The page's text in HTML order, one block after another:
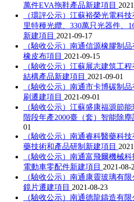
萬件EVA拖鞋產品新建項目
（環評公示）江蘇裕榮光電科
里特種光纜、330萬只光器件、
新建項目 2021-09-17
（驗收公示）南通信源橡膠制
橡皮布項目 2021-09-15
（驗收公示）江蘇展志建筑工
結構產品新建項目 2021-09-01
（驗收公示）南通市卡博碳制
刷遷建項目 2021-09-01
（驗收公示）江蘇盛康福源節
階段年產2000臺（套）智能除塵
01
（驗收公示）南通睿科醫藥科
藥技術和產品研制新建項目
（驗收公示）南通富飛爾機械
電動車零配件新建項目 2021-08-
（驗收公示）南通康靈玻璃有
鏡片遷建項目 2021-08-23
（驗收公示）南通德龍鑄造有